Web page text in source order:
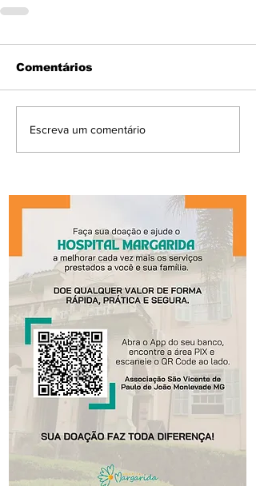
Comentários
Escreva um comentário